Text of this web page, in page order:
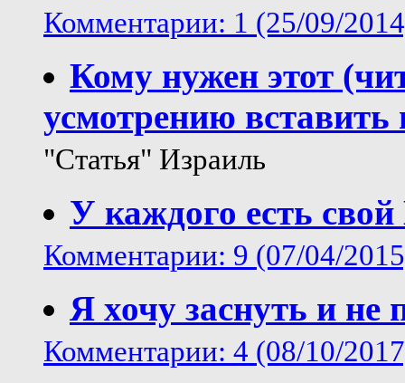
Комментарии: 1 (25/09/
Кому нужен этот
усмотрению
"Статья" Израиль
У каждого есть
Комментарии: 9 (07/04/
Я хочу заснуть и не
Комментарии: 4 (08/10/